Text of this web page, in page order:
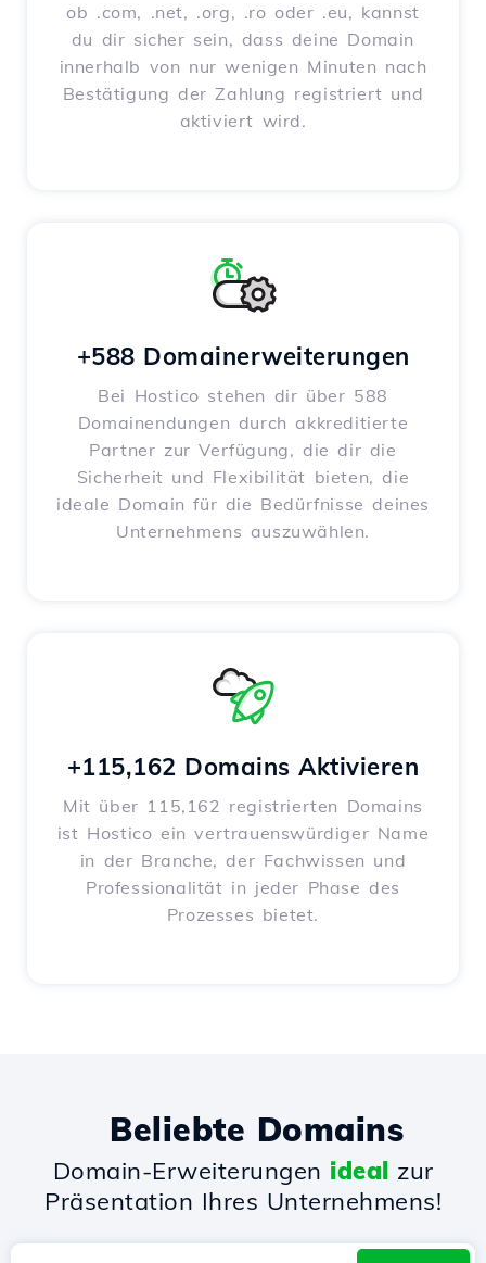
ob .com, .net, .org, .ro oder .eu, kannst
du dir sicher sein, dass deine Domain
innerhalb von nur wenigen Minuten nach
Bestätigung der Zahlung registriert und
aktiviert wird.
+588 Domainerweiterungen
Bei Hostico stehen dir über 588
Domainendungen durch akkreditierte
Partner zur Verfügung, die dir die
Sicherheit und Flexibilität bieten, die
ideale Domain für die Bedürfnisse deines
Unternehmens auszuwählen.
+115,162 Domains Aktivieren
Mit über 115,162 registrierten Domains
ist Hostico ein vertrauenswürdiger Name
in der Branche, der Fachwissen und
Professionalität in jeder Phase des
Prozesses bietet.
Beliebte Domains
Domain-Erweiterungen ideal zur
Präsentation Ihres Unternehmens!